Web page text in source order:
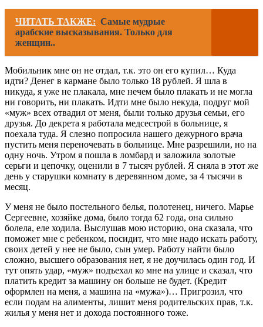
ЧИТАТЬ ТАКЖЕ: Самые мудрые
арабские высказывания. Только для
женщин..
Мобильник мне он не отдал, т.к. это он его купил… Куда
идти? Денег в кармане было только 18 рублей. Я шла в
никуда, я уже не плакала, мне нечем было плакать и не могла
ни говорить, ни плакать. Идти мне было некуда, подруг мой
«муж» всех отвадил от меня, были только друзья семьи, его
друзья. До декрета я работала медсестрой в больнице, я
поехала туда. Я слезно попросила нашего дежурного врача
пустить меня переночевать в больнице. Мне разрешили, но на
одну ночь. Утром я пошла в ломбард и заложила золотые
серьги и цепочку, оценили в 7 тысяч рублей. Я сняла в этот же
день у старушки комнату в деревянном доме, за 4 тысячи в
месяц.
У меня не было постельного белья, полотенец, ничего. Марье
Сергеевне, хозяйке дома, было тогда 62 года, она сильно
болела, еле ходила. Выслушав мою историю, она сказала, что
поможет мне с ребенком, посидит, что мне надо искать работу,
своих детей у нее не было, сын умер. Работу найти было
сложно, высшего образования нет, я не доучилась один год. И
тут опять удар, «муж» подъехал ко мне на улице и сказал, что
платить кредит за машину он больше не будет. (Кредит
оформлен на меня, а машина на «мужа»)… Пригрозил, что
если подам на алименты, лишит меня родительских прав, т.к.
жилья у меня нет и дохода постоянного тоже.